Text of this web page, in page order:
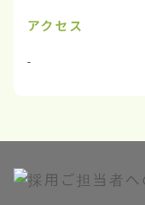
アクセス
-